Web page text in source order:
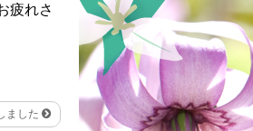
疲れさ
ました